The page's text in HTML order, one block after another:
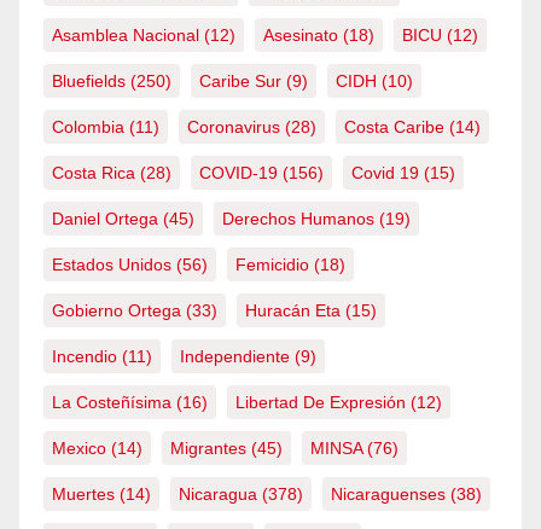
Asamblea Nacional (12) Asesinato (18) BICU (12)
Bluefields (250) Caribe Sur (9) CIDH (10)
Colombia (11) Coronavirus (28) Costa Caribe (14)
Costa Rica (28) COVID-19 (156) Covid 19 (15)
Daniel Ortega (45) Derechos Humanos (19)
Estados Unidos (56) Femicidio (18)
Gobierno Ortega (33) Huracán Eta (15)
Incendio (11) Independiente (9)
La Costeñísima (16) Libertad De Expresión (12)
Mexico (14) Migrantes (45) MINSA(76)
Muertes (14) Nicaragua (378) Nicaraguenses (38)